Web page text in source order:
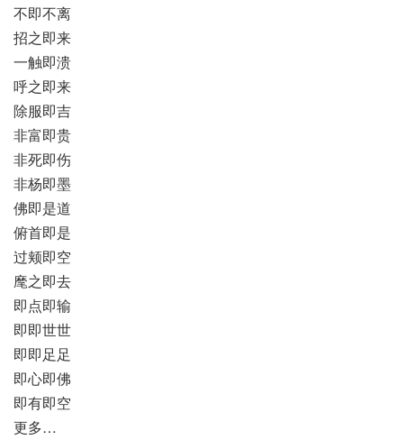
不即不离
招之即来
一触即溃
呼之即来
除服即吉
非富即贵
非死即伤
非杨即墨
佛即是道
俯首即是
过颊即空
麾之即去
即点即输
即即世世
即即足足
即心即佛
即有即空
更多…